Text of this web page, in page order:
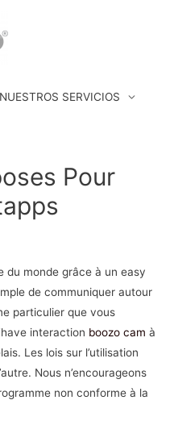
NUESTROS SERVICIOS
Pour
du monde grâce à un easy
de communiquer autour
particulier que vous
interaction boozo cam à
Les lois sur l’utilisation
Nous n’encourageons
non conforme à la